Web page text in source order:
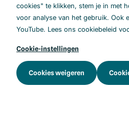
cookies" te klikken, stem je in met
voor analyse van het gebruik. Ook
YouTube. Lees ons cookiebeleid
Cookie-instellingen
Cookies weigeren .